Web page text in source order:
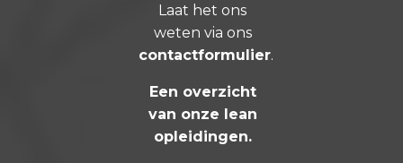
Laat het ons
weten via ons
contactformulier.
Een overzicht
van onze lean
opleidingen.